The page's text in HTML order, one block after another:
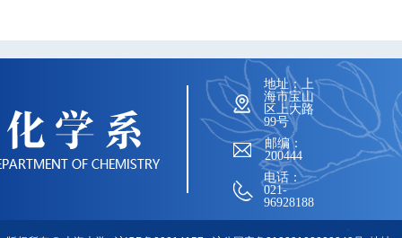
地址：上
海市宝山
区上大路
99号
邮编：
200444
电话：
021-
96928188